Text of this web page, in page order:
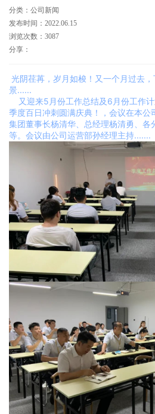
分类：公司新闻
发布时间：2022.06.15
浏览次数：3087
分享：
光阴荏苒，岁月如梭！又一个月过去
景......
又迎来5月份工作总结及6月份工作
季度百日冲刺圆满庆典！，会议在本公
集团董事长杨清华、总经理杨清勇、各
等。会议由公司运营部孙经理主持.......